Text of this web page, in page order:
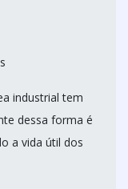
industrial tem
dessa forma é
a vida útil dos